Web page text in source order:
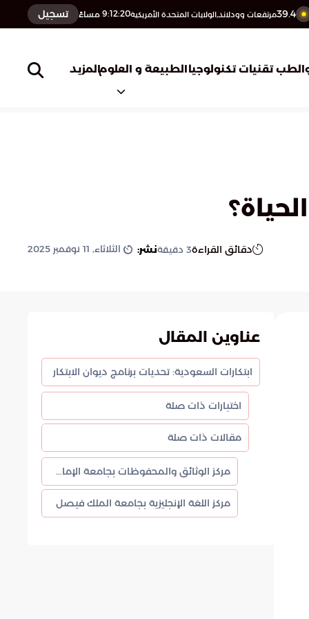
39.4مرتفعات وودلاند,الولايات المتحدة الأمريكية9:12:21 مساءً تسجيل
تقنيات تكنولوجياالطبيعة و العلومالمزيد
دقائق القراءة3 دقيقةنشر: الثلاثاء, 11 نوفمبر 2025
عناوين المقال
ابتكارات السعودية: تحديات برنامج ديوان الابتكار
اختبارات ذات صلة
مقالات ذات صلة
مركز الوثائق والمحفوظات بجامعة الإمام عبدالرحمن بن فيصل
مركز اللغة الإنجليزية بجامعة الملك فيصل